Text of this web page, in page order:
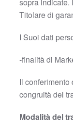
sopra indicate.
Titolare di
I Suoi dati
-finalità di
Il
congruità del
Modalità del